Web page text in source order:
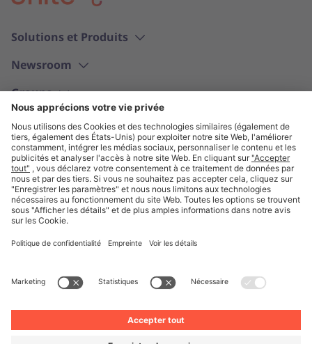
Solutions et Produits
Newsroom
Groupe
Français